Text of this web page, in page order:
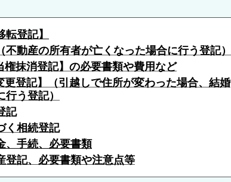
登記】
不動産の所有者が亡くなった場合に行う登記）
抹消登記】の必要書類や費用など
登記】
（引越しで住所が変わった場合、結婚
う登記）
記
く相続登記
手続、 必要書類
登記、必要書類や注意点等